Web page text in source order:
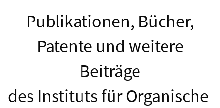
Publikationen, Bücher,
Patente und weitere
Beiträge
des Instituts für Organische